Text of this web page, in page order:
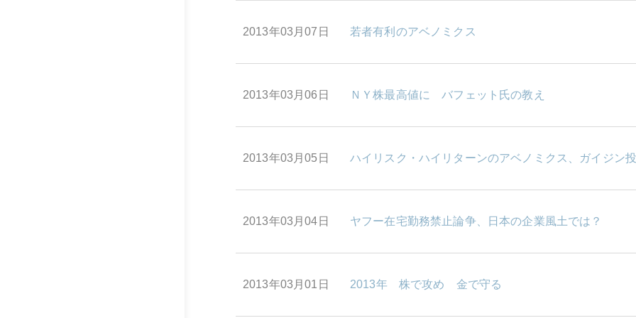
2013年03月07日 若者有利のアベノミクス
2013年03月06日 ＮＹ株最高値に バフェット氏の教え
2013年03月05日 ハイリスク・ハイリターンのアベノミクス、ガイジン
2013年03月04日 ヤフー在宅勤務禁止論争、日本の企業風土では？
2013年03月01日 2013年 株で攻め 金で守る